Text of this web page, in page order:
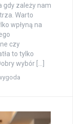
gdy zależy nam
Warto
wpłyną na
czy
to tylko
wybór […]